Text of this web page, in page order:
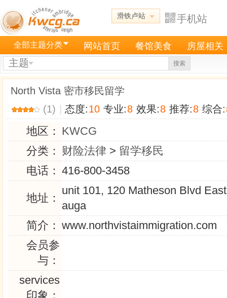
滑铁卢站 手机站
全部主题分类 网站首页 餐馆美食 房屋相关
主题 搜索
North Vista 密市移民留学
(1)
态度:10 专业:8 效果:8 推荐:8 综合:
地区： KWCG
分类： 财险法律 > 留学移民
电话： 416-800-3458
地址：
unit 101, 120 Matheson Blvd
auga
简介： www.northvistaimmigration.com
会员参
与：
services
印象：